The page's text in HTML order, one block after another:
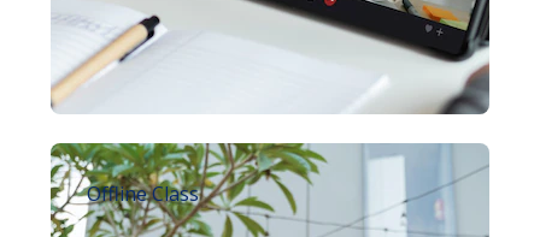
Offline Class